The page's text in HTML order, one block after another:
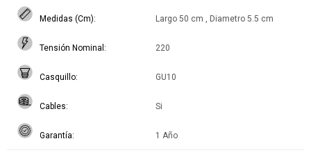
Medidas (Cm) Largo 50 cm , Diametro 5.5 cm
Tensión Nominal 220
Casquillo GU10
Cables Si
Garantía 1 Año